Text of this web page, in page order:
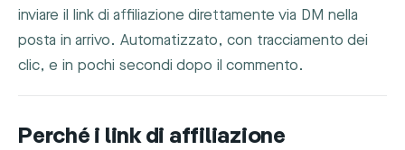
inviare il link di affiliazione direttamente via DM nella
posta in arrivo. Automatizzato, con tracciamento dei
clic, e in pochi secondi dopo il commento.
Perché i link di affiliazione